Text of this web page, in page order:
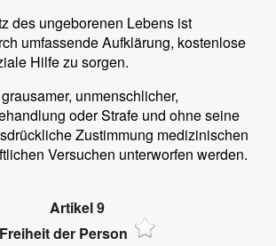
des ungeborenen Lebens ist
umfassende Aufklärung, kostenlose
Hilfe zu sorgen.
unmenschlicher,
oder Strafe und ohne seine
Zustimmung medizinischen
Versuchen unterworfen werden.
Artikel 9
Freiheit der Person